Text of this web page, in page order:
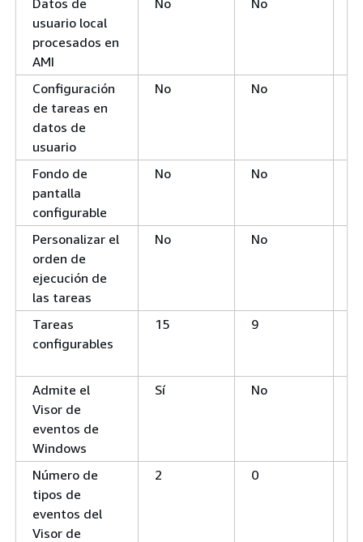
usuario local
procesados en
AMI
Configuración
de tareas en
datos de
usuario
No No
Fondo de
pantalla
configurable
No No
Personalizar el
orden de
ejecución de
las tareas
No No
Tareas
configurables
15 9
Admite el
Visor de
eventos de
Windows
Sí No
Número de
tipos de
eventos del
Visor de
2 0